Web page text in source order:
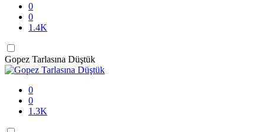
0
0
1.4K
Gopez Tarlasına Düştük
0
0
1.3K